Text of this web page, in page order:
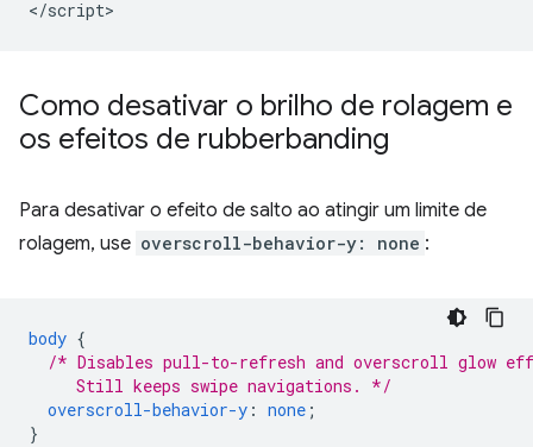
Como desativar o brilho de rolagem e
os efeitos de rubberbanding
Para desativar o efeito de salto ao atingir um limite de
rolagem, use overscroll-behavior-y: none :
body {
/* Disables pull-to-refresh and overscroll glow
     Still keeps swipe navigations. */
overscroll-behavior-y : none ;
}